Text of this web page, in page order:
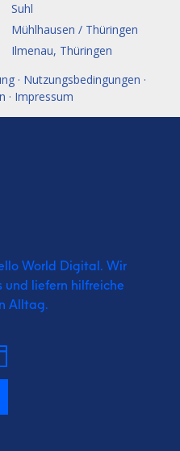
Suhl
Mühlhausen / Thüringen
Ilmenau, Thüringen
· Nutzungsbedingungen ·
· Impressum
World Digital. Wir
und liefern hilfreiche
Alltag.